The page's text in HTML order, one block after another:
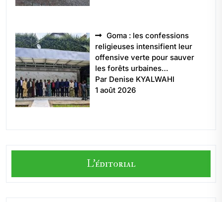
Goma : les confessions
religieuses intensifient leur
offensive verte pour sauver
les forêts urbaines…
Par Denise KYALWAHI
1 août 2026
L'éditorial